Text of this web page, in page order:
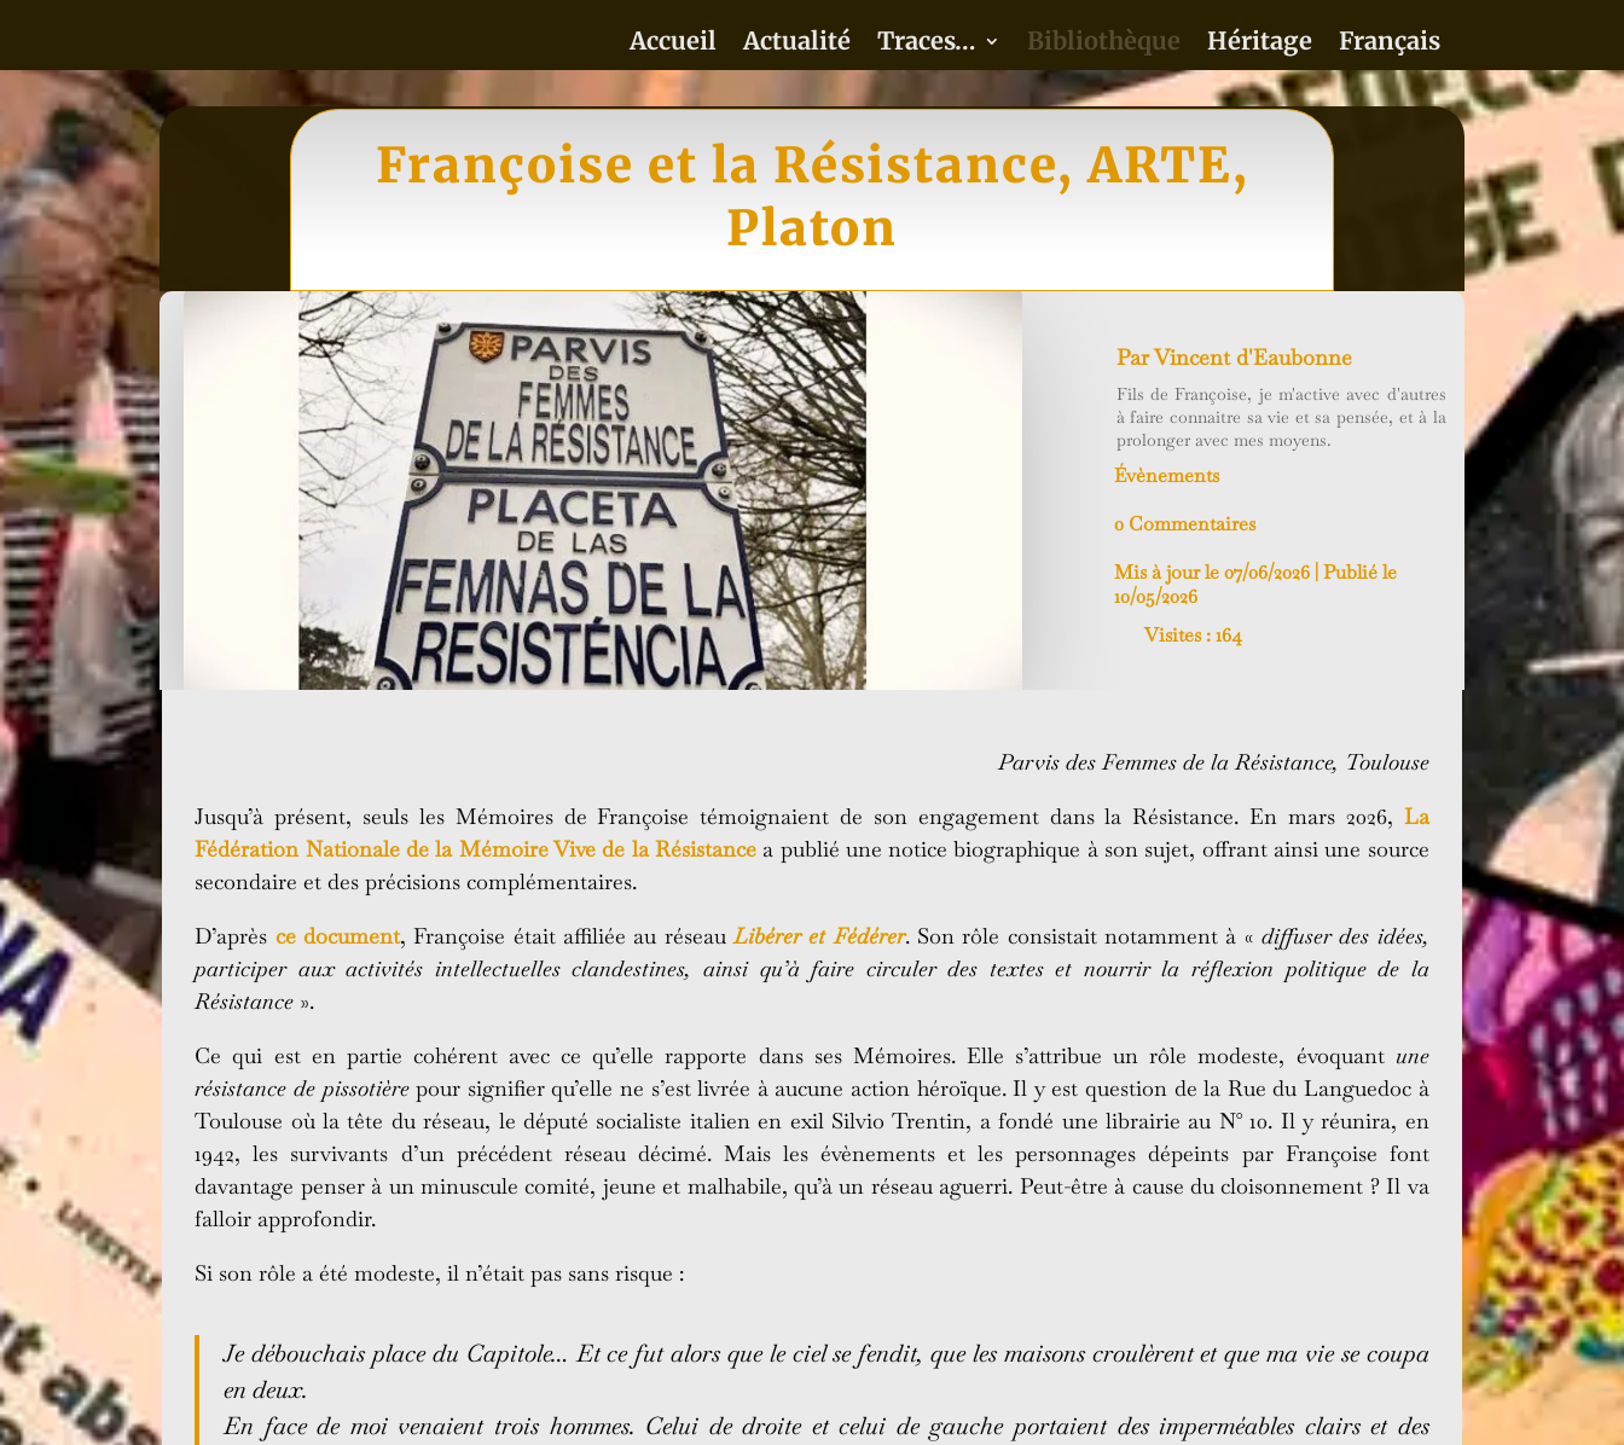
Accueil Actualité Traces… Bibliothèque Héritage Français
Françoise et la Résistance, ARTE,
Platon
ParVincent d'Eaubonne
Fils de Françoise, je m'active avec d'autres
à faire connaitre sa vie et sa pensée, et à la
prolonger avec mes moyens.
Évènements
0 Commentaires
Mis à jour le 07/06/2026 | Publié le
10/05/2026
Visites :164
Parvis des Femmes de la Résistance, Toulouse
Jusqu’à présent, seuls les Mémoires de Françoise témoignaient de son engagement dans la Résistance. En mars 2026, La
Fédération Nationale de la Mémoire Vive de la Résistancea publié une notice biographique à son sujet, offrant ainsi une source
secondaire et des précisions complémentaires.
D’après ce document, Françoise était affiliée au réseauLibérer et Fédérer. Son rôle consistait notamment à «diffuser des idées,
participer aux activités intellectuelles clandestines, ainsi qu’à faire circuler des textes et nourrir la réflexion politique de la
Résistance ».
Ce qui est en partie cohérent avec ce qu’elle rapporte dans ses Mémoires. Elle s’attribue un rôle modeste, évoquant une
résistance de pissotièrepour signifier qu’elle ne s’est livrée à aucune action héroïque. Il y est question de la Rue du Languedoc à
Toulouse où la tête du réseau, le député socialiste italien en exil Silvio Trentin, a fondé une librairie au N° 10. Il y réunira, en
1942, les survivants d’un précédent réseau décimé. Mais les évènements et les personnages dépeints par Françoise font
davantage penser à un minuscule comité, jeune et malhabile, qu’à un réseau aguerri. Peut-être à cause du cloisonnement ? Il va
falloir approfondir.
Si son rôle a été modeste, il n’était pas sans risque :
Je débouchais place du Capitole… Et ce fut alors que le ciel se fendit, que les maisons croulèrent et que ma vie se coupa
en deux.
En face de moi venaient trois hommes. Celui de droite et celui de gauche portaient des imperméables clairs et des